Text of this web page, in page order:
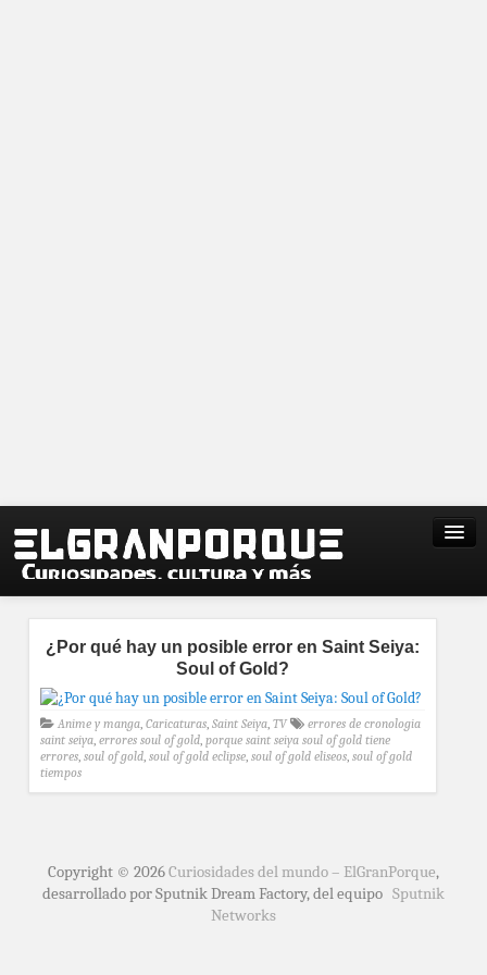
¿Por qué hay un posible error en Saint Seiya:
Soul of Gold?
Anime y manga, Caricaturas, Saint Seiya, TV
errores de cronologia
saint seiya, errores soul of gold, porque saint seiya soul of gold tiene
errores, soul of gold, soul of gold eclipse, soul of gold eliseos, soul of gold
tiempos
Copyright © 2026Curiosidades del mundo – ElGranPorque,
desarrollado por Sputnik Dream Factory, del equipo Sputnik
Networks